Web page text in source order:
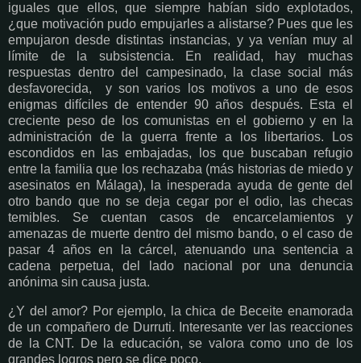
iguales que ellos, que siempre habían sido explotados,
¿que motivación pudo empujarles a alistarse? Pues que les
empujaron desde distintas instancias, y ya venían muy al
límite de la subsistencia. En realidad, hay muchas
respuestas dentro del campesinado, la clase social más
desfavorecida, y son varios los motivos a uno de esos
enigmas difíciles de entender 90 años después. Esta el
creciente peso de los comunistas en el gobierno y en la
administración de la guerra frente a los libertarios. Los
escondidos en las embajadas, los que buscaban refugio
entre la familia que los rechazaba (más historias de miedo y
asesinatos en Málaga), la inesperada ayuda de gente del
otro bando que no se deja cegar por el odio, las checas
temibles. Se cuentan casos de encarcelamientos y
amenazas de muerte dentro del mismo bando, o el caso de
pasar 4 años en la cárcel, atenuando una sentencia a
cadena perpetua, del lado nacional por una denuncia
anónima sin causa justa.
¿Y del amor? Por ejemplo, la chica de Beceite enamorada
de un compañero de Durruti. Interesante ver las reacciones
de la CNT. De la educación, se valora como uno de los
grandes logros pero se dice poco.